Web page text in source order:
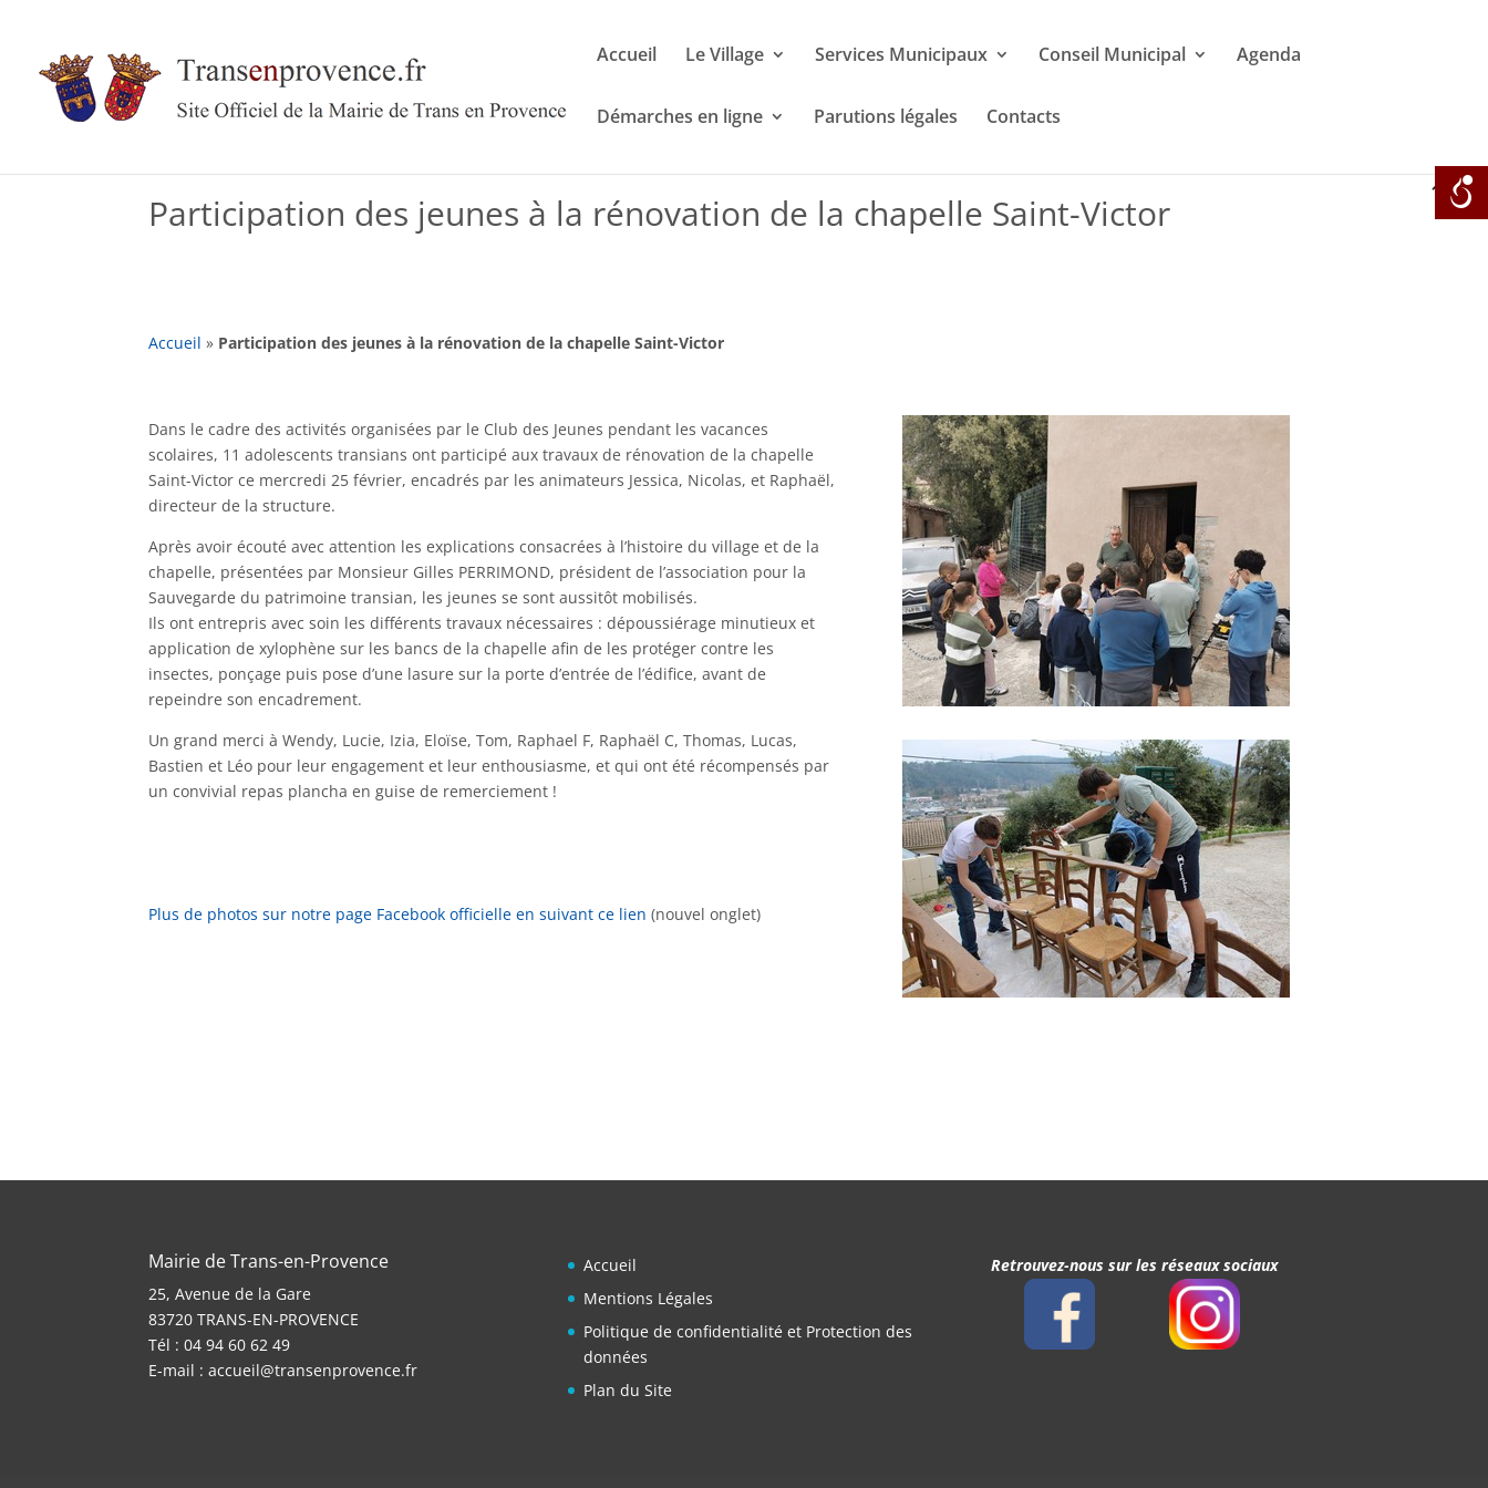
Accueil Le Village Services Municipaux Conseil Municipal Agenda
Démarches en ligne Parutions légales Contacts
Participation des jeunes à la rénovation de la chapelle Saint-Victor
Accueil » Participation des jeunes à la rénovation de la chapelle Saint-Victor
Dans le cadre des activités organisées par le Club des Jeunes pendant les vacances
scolaires, 11 adolescents transians ont participé aux travaux de rénovation de la chapelle
Saint-Victor ce mercredi 25 février, encadrés par les animateurs Jessica, Nicolas, et Raphaël,
directeur de la structure.
Après avoir écouté avec attention les explications consacrées à l’histoire du village et de la
chapelle, présentées par Monsieur Gilles PERRIMOND, président de l’association pour la
Sauvegarde du patrimoine transian, les jeunes se sont aussitôt mobilisés.
Ils ont entrepris avec soin les différents travaux nécessaires : dépoussiérage minutieux et
application de xylophène sur les bancs de la chapelle afin de les protéger contre les
insectes, ponçage puis pose d’une lasure sur la porte d’entrée de l’édifice, avant de
repeindre son encadrement.
Un grand merci à Wendy, Lucie, Izia, Eloïse, Tom, Raphael F, Raphaël C, Thomas, Lucas,
Bastien et Léo pour leur engagement et leur enthousiasme, et qui ont été récompensés par
un convivial repas plancha en guise de remerciement !
Plus de photos sur notre page Facebook officielle en suivant ce lien (nouvel onglet)
Mairie de Trans-en-Provence
25, Avenue de la Gare
83720 TRANS-EN-PROVENCE
Tél : 04 94 60 62 49
E-mail :accueil@transenprovence.fr
Accueil
Mentions Légales
Politique de confidentialité et Protection des
données
Plan du Site
Retrouvez-nous sur les réseaux sociaux